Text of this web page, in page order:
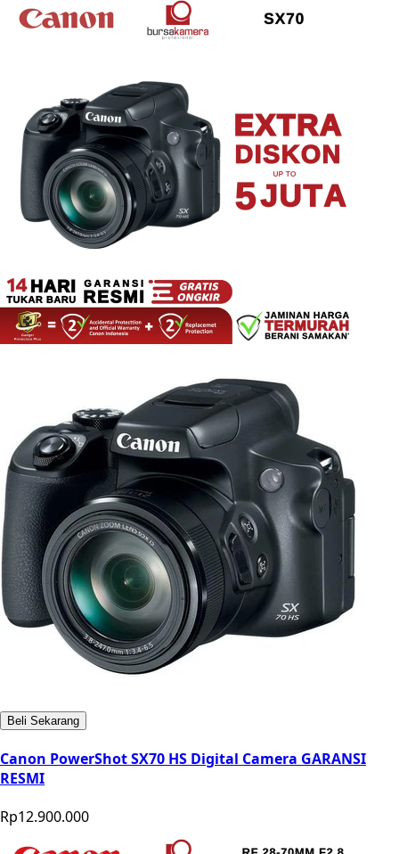
Beli Sekarang
Canon PowerShot SX70 HS Digital Camera GARANSI
RESMI
Rp12.900.000